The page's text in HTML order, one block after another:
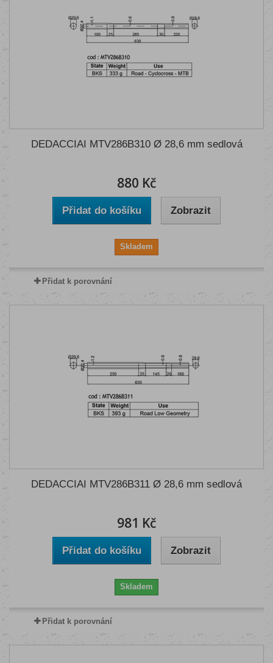
DEDACCIAI MTV286B310 Ø 28,6 mm sedlová
880 Kč
Přidat do košíku Zobrazit
Skladem
Přidat k porovnání
DEDACCIAI MTV286B311 Ø 28,6 mm sedlová
981 Kč
Přidat do košíku Zobrazit
Skladem
Přidat k porovnání